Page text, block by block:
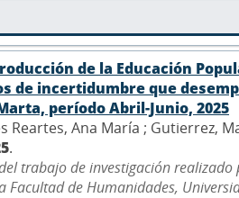
de la Educación
de incertidumbre que
período Abril-Junio, 2025
Reartes, Ana María ; Gutierrez,
.
trabajo de investigación
Facultad de Humanidades,